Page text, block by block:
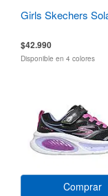
Girls Skechers
$42.990
Disponible en 4 colores
Comprar